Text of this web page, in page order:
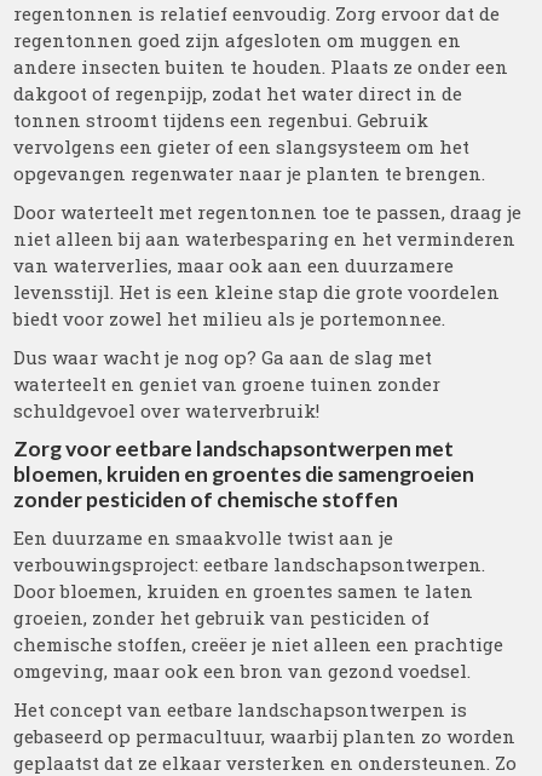
regentonnen is relatief eenvoudig. Zorg ervoor dat de
regentonnen goed zijn afgesloten om muggen en
andere insecten buiten te houden. Plaats ze onder een
dakgoot of regenpijp, zodat het water direct in de
tonnen stroomt tijdens een regenbui. Gebruik
vervolgens een gieter of een slangsysteem om het
opgevangen regenwater naar je planten te brengen.
Door waterteelt met regentonnen toe te passen, draag je
niet alleen bij aan waterbesparing en het verminderen
van waterverlies, maar ook aan een duurzamere
levensstijl. Het is een kleine stap die grote voordelen
biedt voor zowel het milieu als je portemonnee.
Dus waar wacht je nog op? Ga aan de slag met
waterteelt en geniet van groene tuinen zonder
schuldgevoel over waterverbruik!
Zorg voor eetbare landschapsontwerpen met
bloemen, kruiden en groentes die samengroeien
zonder pesticiden of chemische stoffen
Een duurzame en smaakvolle twist aan je
verbouwingsproject: eetbare landschapsontwerpen.
Door bloemen, kruiden en groentes samen te laten
groeien, zonder het gebruik van pesticiden of
chemische stoffen, creëer je niet alleen een prachtige
omgeving, maar ook een bron van gezond voedsel.
Het concept van eetbare landschapsontwerpen is
gebaseerd op permacultuur, waarbij planten zo worden
geplaatst dat ze elkaar versterken en ondersteunen. Zo